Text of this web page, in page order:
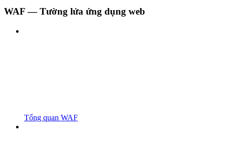
WAF — Tường lửa ứng dụng web
Tổng quan WAF